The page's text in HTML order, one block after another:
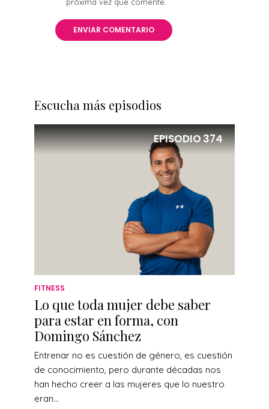
Escucha más episodios
EPISODIO374
FITNESS
Lo que toda mujer debe saber
para estar en forma, con
Domingo Sánchez
Entrenar no es cuestión de género, es cuestión
de conocimiento, pero durante décadas nos
han hecho creer a las mujeres que lo nuestro
eran...